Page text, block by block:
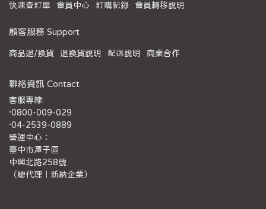
快速查訂單 會員中心 訂購紀錄 會員轉移說明
顧客服務 Support
商品退/換貨 退換貨說明 配送說明 商業合作
聯絡資訊 Contact
客服專線:
·0800-009-029
·04-2539-0889
營運中心：
臺中市潭子區
中興北路258號
（總代理｜新納企業）